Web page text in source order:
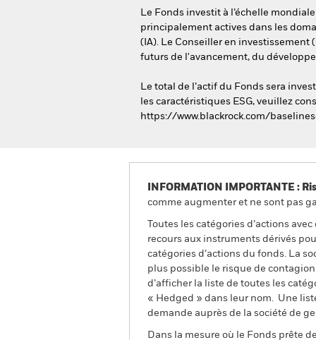
Le Fonds investit à l’échelle
principalement actives dans les
(IA). Le Conseiller en investissement
futurs de l'avancement, du
Le total de l’actif du Fonds sera
les caractéristiques ESG, veuillez
https://www.blackrock.com/
INFORMATION IMPORTANTE :
comme augmenter et ne sont pas
Toutes les catégories d’actions
recours aux instruments dérivés
catégories d’actions du fonds. La
plus possible le risque de
d’afficher la liste de toutes les
« Hedged » dans leur nom. Une
demande auprès de la société de
Dans la mesure où le Fonds prête